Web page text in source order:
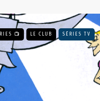
📺 LE CLUB SÉRIES TV